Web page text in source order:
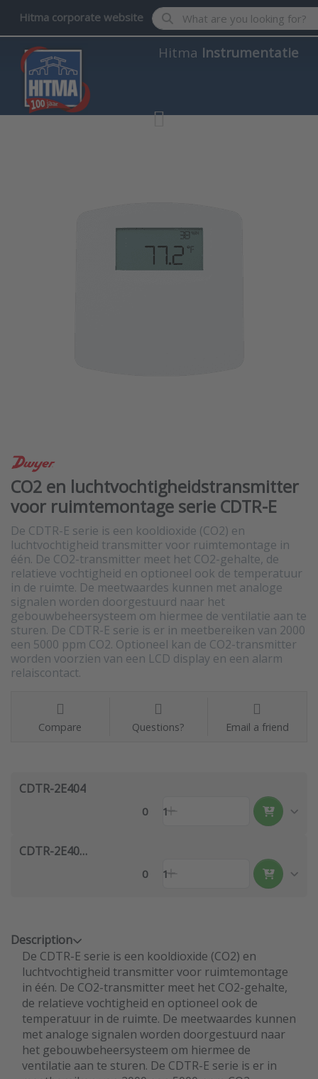
Hitma corporate website Enter a search term. Results
Hitma Instrumentatie
CO2 en luchtvochtigheidstransmitter
voor ruimtemontage serie CDTR-E
De CDTR-E serie is een kooldioxide (CO2) en
luchtvochtigheid transmitter voor ruimtemontage in
één. De CO2-transmitter meet het CO2-gehalte, de
relatieve vochtigheid en optioneel ook de temperatuur
in de ruimte. De meetwaardes kunnen met analoge
signalen worden doorgestuurd naar het
gebouwbeheersysteem om hiermee de ventilatie aan te
sturen. De CDTR-E serie is er in meetbereiken van 2000
een 5000 ppm CO2. Optioneel kan de CO2-transmitter
worden voorzien van een LCD display en een alarm
relaiscontact.
Compare Questions? Email a friend
CDTR-2E404
0 1
CDTR-2E404-LCD
0 1
Description
De CDTR-E serie is een kooldioxide (CO2) en
luchtvochtigheid transmitter voor ruimtemontage
in één. De CO2-transmitter meet het CO2-gehalte,
de relatieve vochtigheid en optioneel ook de
temperatuur in de ruimte. De meetwaardes kunnen
met analoge signalen worden doorgestuurd naar
het gebouwbeheersysteem om hiermee de
ventilatie aan te sturen. De CDTR-E serie is er in